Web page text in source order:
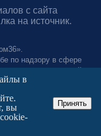
с сайта
на источник.
по надзору в сфере
коммуникаций.
от 21 января 2025 г.
"Агентство
в
вы
Принять